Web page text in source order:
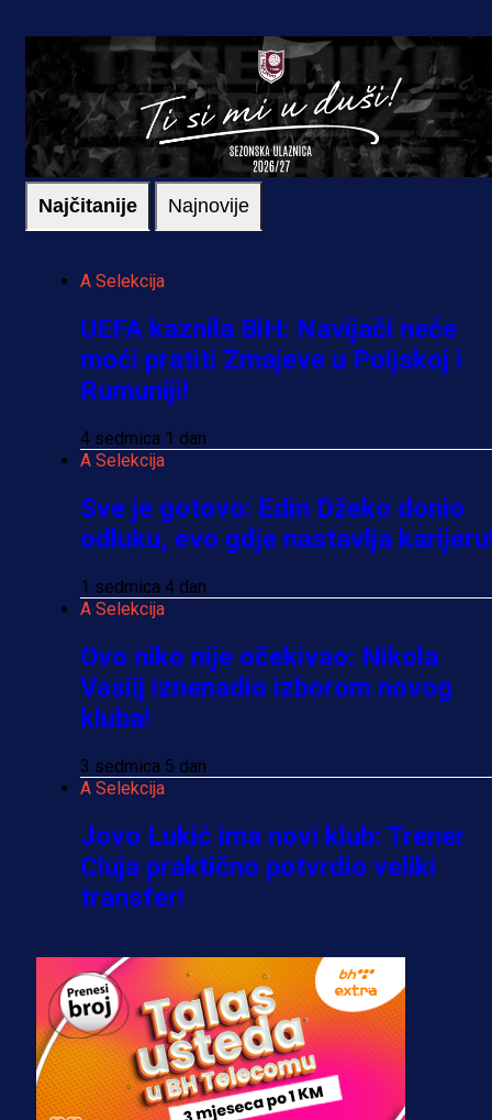
Najčitanije Najnovije
A Selekcija
UEFA kaznila BiH: Navijači neće
moći pratiti Zmajeve u Poljskoj i
Rumuniji!
4 sedmica 1 dan
A Selekcija
Sve je gotovo: Edin Džeko donio
odluku, evo gdje nastavlja
1 sedmica 4 dan
A Selekcija
Ovo niko nije očekivao: Nikola
Vasilj iznenadio izborom novog
kluba!
3 sedmica 5 dan
A Selekcija
Jovo Lukić ima novi klub: Trener
Cluja praktično potvrdio veliki
transfer!
A Selekcija
Stigla potvrda od predsjednika
kluba: Jovo Lukić uskoro pravi
transfer!?